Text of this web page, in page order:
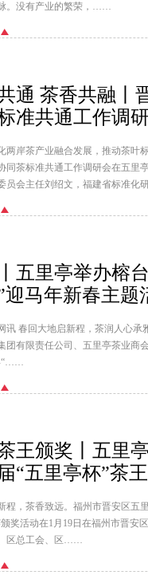
。没有产业的繁荣，……
通 茶香共融丨
准共通工作调
两岸茶产业融合发展，推动茶叶
同茶标准共通工作调研会在五里
员会主任刘绍文，福建省标准
五里亭举办榕
迎马年新春主题
讯 春回大地启新程，茶润人心承
团有限责任公司、五里亭茶业商
“……
王颁奖丨五里
“五里亭杯”茶
程，茶香致远。福州市晋安区五
奖活动在1月19日在福州市晋安
区总工会、区……